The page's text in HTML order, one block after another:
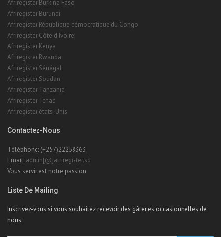
Afriregister Burkina Faso
Afriregister Burundi
Afriregister République démocratique du Congo
Afriregister Côte d'Ivoire
Afriregister Kenya
Afriregister Rwanda
Afriregister Sénégal
Afriregister Soudan
Afriregister Tanzanie
Afriregister Tchad
Afriregister états-Unis
Contactez-Nous
Téléphone: (+257)22258363
Email: admin[@]afriregister.sd
Vous servir est notre passion
Liste De Mailing
Inscrivez-vous si vous souhaitez recevoir des gâteries occasionnelles de
nous.